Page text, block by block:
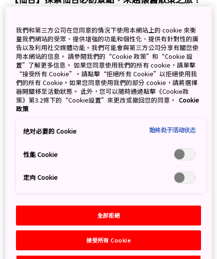
Search
Categories
Tags
東海
關東1
我們和第三方公司在您同意的情況下使用本網站上的 cookie 來衡
量我們網站的受眾、提供增強的功能和個性化、提供有針對性的廣
告以及利用社交媒體功能。我們可能會與第三方公司分享有關您使
用本網站的信息。 請參閱我們的“Cookie 政策”和“Cookie 設
置”了解更多信息。 如果您同意使用我們的所有 cookie，請單擊
“接受所有 Cookie”。請點擊“拒絕所有 Cookie”以拒絕使用我
們的所有 Cookie。如果您同意使用我們的部分 cookie，請將選擇
器開關移至活動狀態。 此外，您可以隨時通過點擊《Cookie政
策》第3.2條下的“Cookie設置”來更改或撤回您的同意。 Cookie
政策
绝对必要的 Cookie 始终处于活动状态
性能 Cookie
定向 Cookie
全部拒絕
接受所有 Cookie